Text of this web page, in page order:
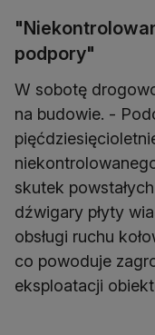
podpory"
W sobotę
na budowie. -
skutek
dźwigary płyty
obsługi ruchu
co powoduje
eksploatacji